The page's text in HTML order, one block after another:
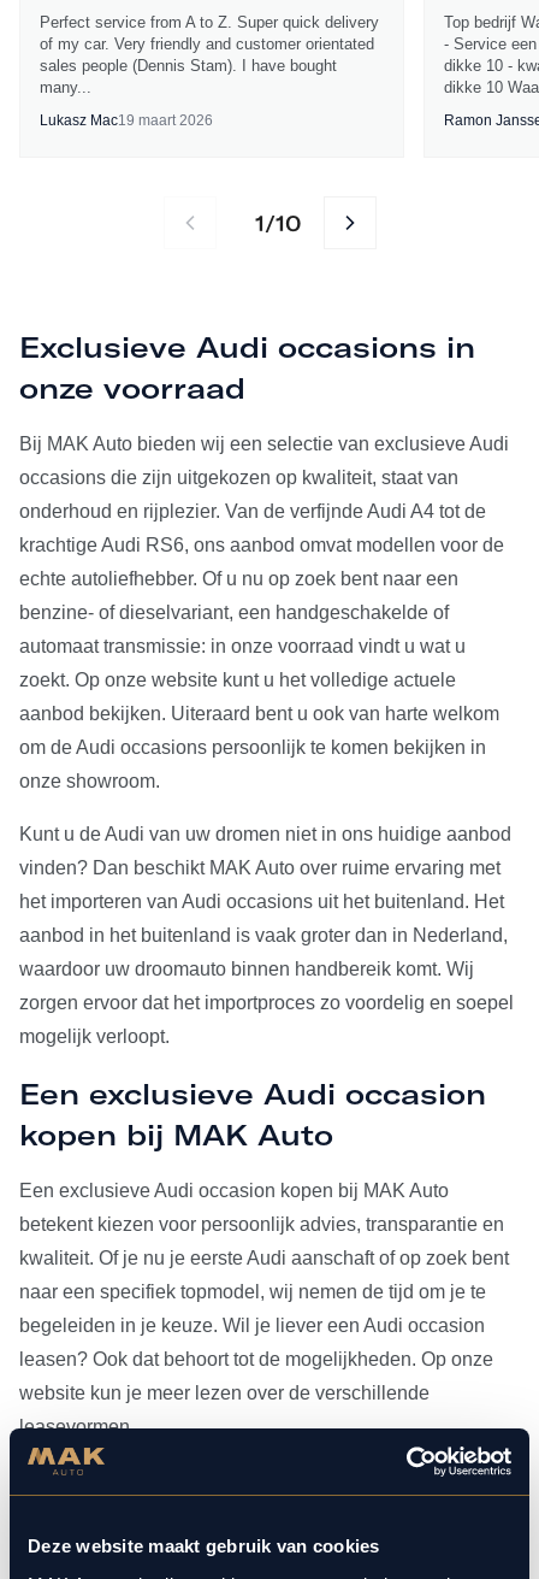
Deze website maakt gebruik van cookies
Perfect service from A to Z. Super quick delivery
of my car. Very friendly and customer orientated
sales people (Dennis Stam). I have bought
many...
Lukasz Mac19 maart 2026
Top bedrijf
- Service
dikke 10 -
dikke 10
Ramon
1/10
Exclusieve Audi occasions in
onze voorraad
Bij MAK Auto bieden wij een selectie van exclusieve Audi
occasions die zijn uitgekozen op kwaliteit, staat van
onderhoud en rijplezier. Van de verfijnde Audi A4 tot de
krachtige Audi RS6, ons aanbod omvat modellen voor de
echte autoliefhebber. Of u nu op zoek bent naar een
benzine- of dieselvariant, een handgeschakelde of
automaat transmissie: in onze voorraad vindt u wat u
zoekt. Op onze website kunt u het volledige actuele
aanbod bekijken. Uiteraard bent u ook van harte welkom
om de Audi occasions persoonlijk te komen bekijken in
onze showroom.
Kunt u de Audi van uw dromen niet in ons huidige aanbod
vinden? Dan beschikt MAK Auto over ruime ervaring met
het importeren van Audi occasions uit het buitenland. Het
aanbod in het buitenland is vaak groter dan in Nederland,
waardoor uw droomauto binnen handbereik komt. Wij
zorgen ervoor dat het importproces zo voordelig en soepel
mogelijk verloopt.
Een exclusieve Audi occasion
kopen bij MAK Auto
Een exclusieve Audi occasion kopen bij MAK Auto
betekent kiezen voor persoonlijk advies, transparantie en
kwaliteit. Of je nu je eerste Audi aanschaft of op zoek bent
naar een specifiek topmodel, wij nemen de tijd om je te
begeleiden in je keuze. Wil je liever een Audi occasion
leasen? Ook dat behoort tot de mogelijkheden. Op onze
website kun je meer lezen over de verschillende
leasevormen.
Heb je je Audi occasion eenmaal gevonden, dan kun je
aangesloten bij Bosch Car Service, beschikken onze